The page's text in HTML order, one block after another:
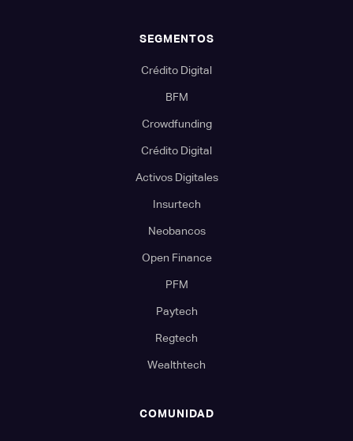
SEGMENTOS
Crédito Digital
BFM
Crowdfunding
Crédito Digital
Activos Digitales
Insurtech
Neobancos
Open Finance
PFM
Paytech
Regtech
Wealthtech
COMUNIDAD